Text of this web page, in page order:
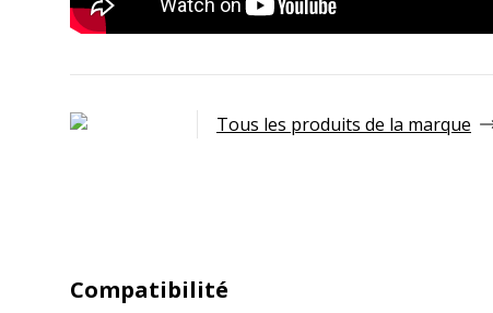
Tous les produits de la marque
Compatibilité